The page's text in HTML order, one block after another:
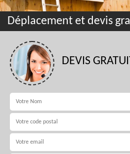
Déplacement et devis
DEVIS